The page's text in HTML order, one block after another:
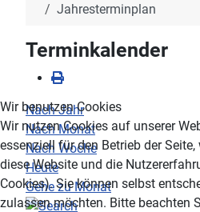
Jahresterminplan
Terminkalender
Nach Jahr
Nach Monat
Nach Woche
Heute
Gehe zu Monat
Wir benutzen Cookies
Wir nutzen Cookies auf unserer
essenziell für den Betrieb der
diese Website und die
Cookies). Sie können selbst
zulassen möchten. Bitte beachten